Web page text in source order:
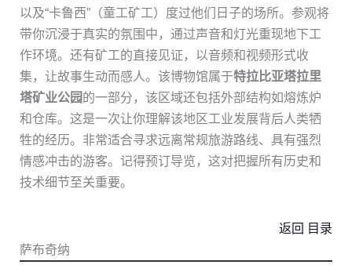
以及“卡鲁西”（童工矿工）度过他们日子的场所。参观将
带你沉浸于真实的氛围中，通过声音和灯光重现地下工
作环境。还有矿工的直接见证，以音频和视频形式收
集，让故事生动而感人。该博物馆属于特拉比亚塔拉里
塔矿业公园的一部分，该区域还包括外部结构如熔炼炉
和仓库。这是一次让你理解该地区工业发展背后人类牺
牲的经历。非常适合寻求远离常规旅游路线、具有强烈
情感冲击的游客。记得预订导览，这对把握所有历史和
技术细节至关重要。
萨布奇纳
返回 目录